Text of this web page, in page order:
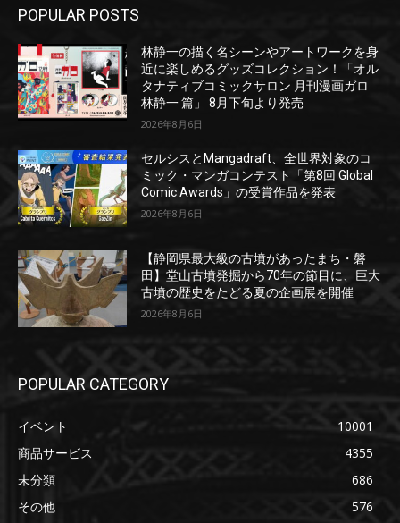
POPULAR POSTS
林静一の描く名シーンやアートワークを身
近に楽しめるグッズコレクション！「オル
タナティブコミックサロン 月刊漫画ガロ
林静一 篇」 8月下旬より発売
2026年8月6日
セルシスとMangadraft、全世界対象のコ
ミック・マンガコンテスト「第8回 Global
Comic Awards」の受賞作品を発表
2026年8月6日
【静岡県最大級の古墳があったまち・磐
田】堂山古墳発掘から70年の節目に、巨大
古墳の歴史をたどる夏の企画展を開催
2026年8月6日
POPULAR CATEGORY
イベント
10001
商品サービス
4355
未分類
686
その他
576